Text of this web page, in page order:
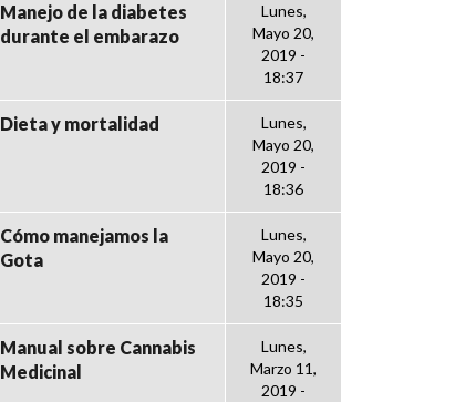
Manejo de la diabetes
durante el embarazo
Lunes,
Mayo 20,
2019 -
18:37
Dieta y mortalidad
Lunes,
Mayo 20,
2019 -
18:36
Cómo manejamos la
Gota
Lunes,
Mayo 20,
2019 -
18:35
Manual sobre Cannabis
Medicinal
Lunes,
Marzo 11,
2019 -